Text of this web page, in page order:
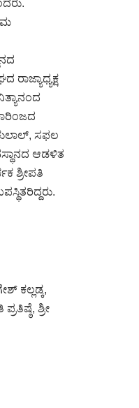
ಸಫಲ
ಆಡಳಿತ
ಶ್ರೀಪತಿ
ಕಲ್ಲಡ್ಕ,
ಶ್ರೀ